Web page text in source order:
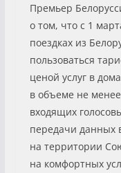
Премьер
о том, что с 1
поездках из
пользоваться
ценой услуг в
в объеме не
входящих
передачи данных
на территории
на комфортных